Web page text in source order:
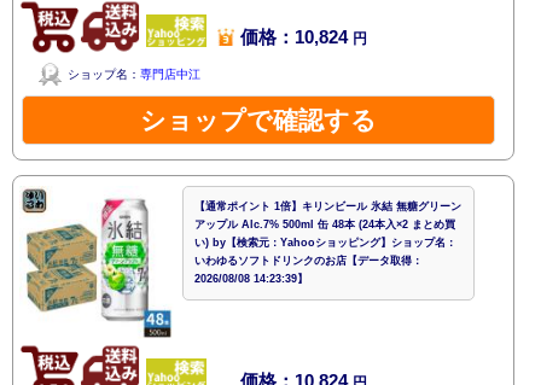
価格：10,824 円
ショップ名： 専門店中江
ショップで確認する
【通常ポイント 1倍】キリンビール 氷結 無糖グリーン
アップル Alc.7% 500ml 缶 48本 (24本入×2 まとめ買
い) by【検索元：Yahooショッピング】ショップ名：
いわゆるソフトドリンクのお店【データ取得：
2026/08/08 14:23:39】